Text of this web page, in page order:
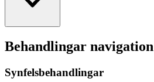
Behandlingar navigation
Synfelsbehandlingar